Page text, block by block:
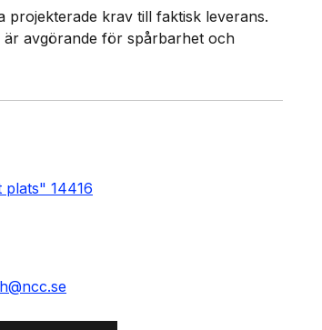
projekterade krav till faktisk leverans.
är avgörande för spårbarhet och
14416